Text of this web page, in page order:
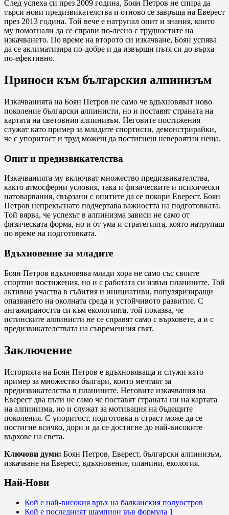
След успеха си през 2009 година, Боян Петров не спира да
търси нови предизвикателства и отново се завръща на Еверест
през 2013 година. Той вече е натрупал опит и знания, които
му помогнали да се справи по-лесно с трудностите на
изкачването. По време на второто си изкачване, Боян успява
да се аклиматизира по-добре и да извърши пътя си до върха
по-ефективно.
Приноси към българския алпинизъм
Изкачванията на Боян Петров не само че вдъхновяват ново
поколение български алпинисти, но и поставят страната на
картата на световния алпинизъм. Неговите постижения
служат като пример за младите спортисти, демонстрирайки,
че с упоритост и труд можеш да постигнеш невероятни неща.
Опит и предизвикателства
Изкачванията му включват множество предизвикателства,
както атмосферни условия, така и физическите и психически
натоварвания, свързани с опитите да се покори Еверест. Боян
Петров непрекъснато подчертава важността на подготовката.
Той вярва, че успехът в алпинизма зависи не само от
физическата форма, но и от ума и стратегията, която натрупаш
по време на подготовката.
Вдъхновение за младите
Боян Петров вдъхновява млади хора не само със своите
спортни постижения, но и с работата си извън планините. Той
активно участва в събития и инициативи, популяризиращи
опазването на околната среда и устойчивото развитие. С
ангажираността си към екологията, той показва, че
истинските алпинисти не се справят само с върховете, а и с
предизвикателствата на съвременния свят.
Заключение
Историята на Боян Петров е вдъхновяваща и служи като
пример за множество българи, които мечтаят за
предизвикателства в планините. Неговите изкачвания на
Еверест два пъти не само че поставят страната ни на картата
на алпинизма, но и служат за мотивация на бъдещите
поколения. С упоритост, подготовка и страст може да се
постигне всичко, дори и да се достигне до най-високите
върхове на света.
Ключови думи: Боян Петров, Еверест, български алпинизъм,
изкачване на Еверест, вдъхновение, планини, екология.
Най-Нови
Кой е най-високия връх на балканския полуостров
Кой е последният шампион във формула 1